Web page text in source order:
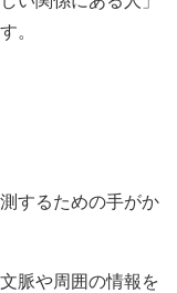
。
するための手がか
脈や周囲の情報を